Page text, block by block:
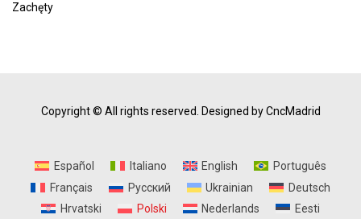
Zachęty
Copyright © All rights reserved. Designed by CncMadrid
Español Italiano English
Português
Français
Русский Ukrainian
Deutsch
Hrvatski
Polski Nederlands Eesti